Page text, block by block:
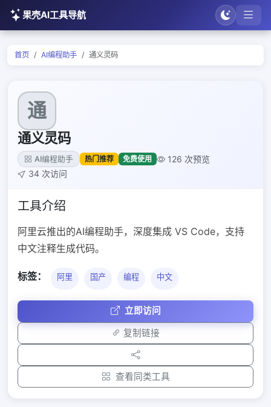
果壳AI工具导航
首页 AI编程助手 通义灵码
通
通义灵码
AI编程助手 热门推荐 免费使用
126 次预览
34 次访问
工具介绍
阿里云推出的AI编程助手，深度集成 VS Code，支持
中文注释生成代码。
标签： 阿里 国产 编程 中文
立即访问
复制链接
查看同类工具